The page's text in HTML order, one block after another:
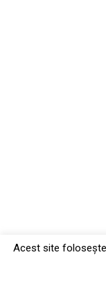
Acest site